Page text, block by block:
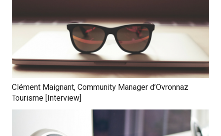
Clément Maignant, Community Manager d’Ovronnaz
Tourisme [Interview]